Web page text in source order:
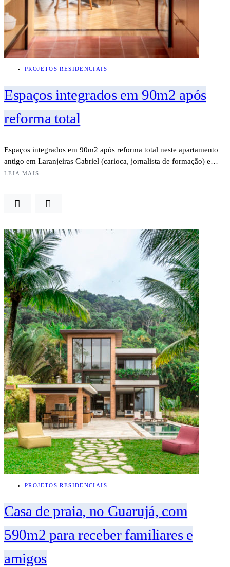
PROJETOS RESIDENCIAIS
Espaços integrados em 90m2 após
reforma total
Espaços integrados em 90m2 após reforma total neste apartamento
antigo em Laranjeiras Gabriel (carioca, jornalista de formação) e…
LEIA MAIS
PROJETOS RESIDENCIAIS
Casa de praia, no Guarujá, com
590m2 para receber familiares e
amigos